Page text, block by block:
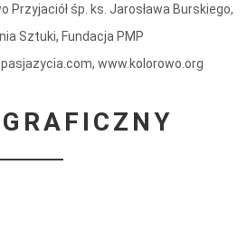
Przyjaciół śp. ks. Jarosława Burskiego,
Sztuki, Fundacja PMP
www.kolorowo.org